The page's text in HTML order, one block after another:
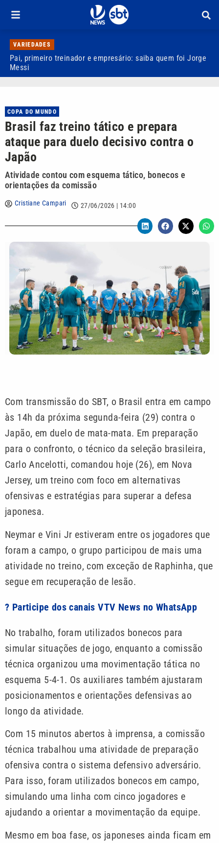
VARIEDADES
Pai, primeiro treinador e empresário: saiba quem foi Jorge
Messi
COPA DO MUNDO
Brasil faz treino tático e prepara
ataque para duelo decisivo contra o
Japão
Atividade contou com esquema tático, bonecos e
orientações da comissão
Cristiane Campari 27/06/2026 | 14:00
Com transmissão do SBT, o Brasil entra em campo
às 14h da próxima segunda-feira (29) contra o
Japão, em duelo de mata-mata. Em preparação
para o confronto, o técnico da seleção brasileira,
Carlo Ancelotti, comandou hoje (26), em Nova
Jersey, um treino com foco em alternativas
ofensivas e estratégias para superar a defesa
japonesa.
Neymar e Vini Jr estiveram entre os jogadores que
foram a campo, o grupo participou de mais uma
atividade no treino, com exceção de Raphinha, que
segue em recuperação de lesão.
? Participe dos canais VTV News no WhatsApp
No trabalho, foram utilizados bonecos para
simular situações de jogo, enquanto a comissão
técnica organizou uma movimentação tática no
esquema 5-4-1. Os auxiliares também ajustaram
posicionamentos e orientações defensivas ao
longo da atividade.
Com 15 minutos abertos à imprensa, a comissão
técnica trabalhou uma atividade de preparação
ofensiva contra o sistema defensivo adversário.
Para isso, foram utilizados bonecos em campo,
simulando uma linha com cinco jogadores e
ajudando a orientar a movimentação da equipe.
Mesmo em boa fase, os japoneses ainda ficam em